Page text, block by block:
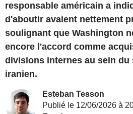
responsable américain a
d'aboutir avaient nettement
soulignant que Washington
encore l'accord comme
divisions internes au sein du
iranien.
Esteban Tesson
Publié le 12/06/2026 à